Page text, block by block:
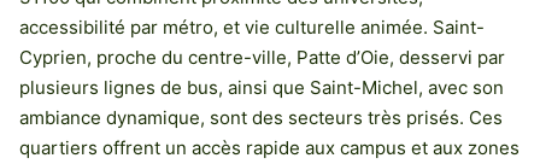
accessibilité par métro, et vie culturelle animée. Saint-
Cyprien, proche du centre-ville, Patte d’Oie, desservi par
plusieurs lignes de bus, ainsi que Saint-Michel, avec son
ambiance dynamique, sont des secteurs très prisés. Ces
quartiers offrent un accès rapide aux campus et aux zones